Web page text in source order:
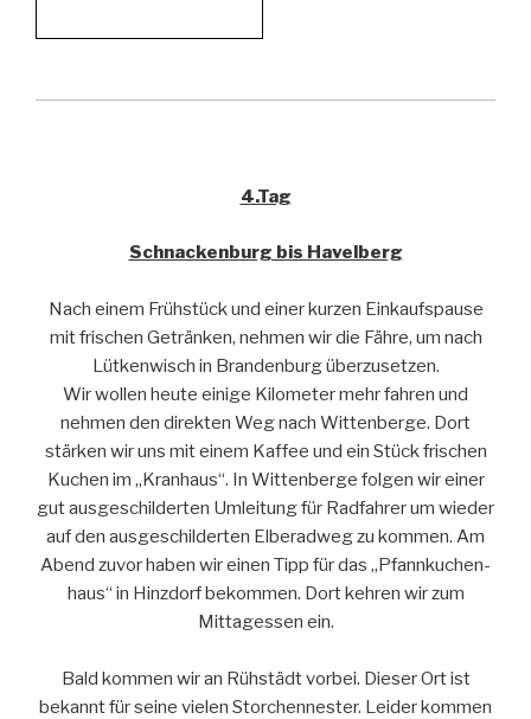
4.Tag
Schnackenburg bis Havelberg
Nach einem Frühstück und einer kurzen Einkaufspause
mit frischen Getränken, nehmen wir die Fähre, um nach
Lütkenwisch in Brandenburg überzusetzen.
Wir wollen heute einige Kilometer mehr fahren und
nehmen den direkten Weg nach Wittenberge. Dort
stärken wir uns mit einem Kaffee und ein Stück frischen
Kuchen im „Kranhaus“. In Wittenberge folgen wir einer
gut ausgeschilderten Umleitung für Radfahrer um wieder
auf den ausgeschilderten Elberadweg zu kommen. Am
Abend zuvor haben wir einen Tipp für das „Pfann­kuchen­
haus“ in Hinzdorf bekommen. Dort kehren wir zum
Mittagessen ein.
Bald kommen wir an Rühstädt vorbei. Dieser Ort ist
bekannt für seine vielen Storchennester. Leider kommen